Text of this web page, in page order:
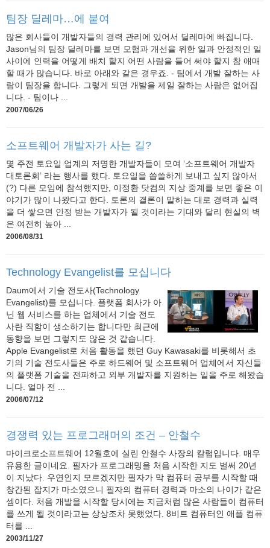
팀장 딜레마…에 붙여
많은 회사들이 개발자들의 경력 관리에 있어서 딜레마에 빠집니다.
Jason님의 팀장 딜레마를 보면 모험과 개선을 위한 일과 안정적인 일
사이에 인력을 어떻게 배치 할지 어떤 사람을 들어 써야 할지 참 애매
할 때가 많습니다. 바로 아래와 같은 경우죠. - 팀에서 개발 잘하는 사
람이 팀장을 합니다. 그렇게 되면 개발을 제일 잘하는 사람은 없어집
니다. - 팀이나 ...
2007/06/26
소프트웨어 개발자가 사는 길?
몇 주전 토요일 업계의 저명한 개발자들이 모여 ‘소프트웨어 개발자
대토론회’ 라는 행사를 했다. 토요일을 씁쓸하게 보내고 싶지 않아서
(?) 다른 모임에 참석했지만, 이정환 닷컴의 지상 중계를 보면 좋은 이
야기가 많이 나왔다고 한다. 토론의 결론이 말하는 대로 경력과 실력
을 더 쌓으면 인정 받는 개발자가 될 것이라는 기대와 달리 현실의 벽
은 여전히 높아 ...
2006/08/31
Technology Evangelist를 모십니다
Daum에서 기술 전도사(Technology
Evangelist)를 모십니다. 플랫폼 회사가 아
닌 웹 서비스를 하는 업체에서 기술 전도
사란 직함이 생소하기는 합니다만 최근에
동향을 보면 그렇지도 않은 것 같습니다.
Apple Evangelist로 처음 활동을 했던 Guy Kawasaki를 비롯해서 초
기의 기술 전도사들은 주로 하드웨어 및 소프트웨어 업체에서 자신들
의 플랫폼 기술을 전파하고 외부 개발자를 지원하는 일을 주로 해왔습
니다. 얼마 전 ...
2006/07/12
경쟁력 있는 프로그래머의 조건 – 안철수
마이크로소프트웨어 12월호에 실린 안철수 사장의 칼럼입니다. 매우
유용한 글이네요. 필자가 프로그래밍을 처음 시작한 지도 벌써 20년
이 지났다. 우연인지 모르겠지만 필자가 막 컴퓨터 공부를 시작할 때
창간된 잡지가 마소였으니 필자의 컴퓨터 경력과 마소의 나이가 같은
셈이다. 처음 개발을 시작할 당시에는 지금처럼 많은 사람들이 컴퓨터
를 쓰게 될 것이라고는 상상조차 못했었다. 8비트 컴퓨터인 애플 컴퓨
터를 ...
2003/11/27